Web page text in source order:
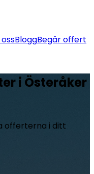
BloggBegär offert
i Österåker
offerterna i ditt